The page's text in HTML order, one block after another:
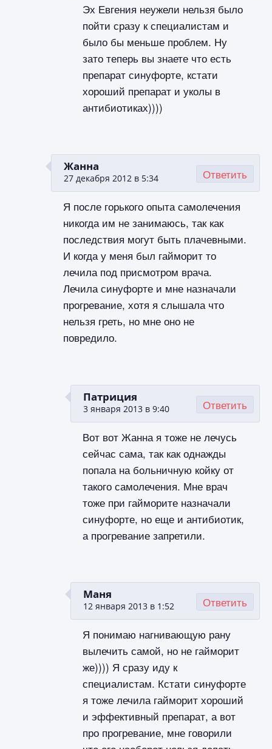
Эх Евгения неужели нельзя было
пойти сразу к специалистам и
было бы меньше проблем. Ну
зато теперь вы знаете что есть
препарат синуфорте, кстати
хороший препарат и уколы в
антибиотиках))))
Жанна
27 декабря 2012 в 5:34
Я после горького опыта самолечения
никогда им не занимаюсь, так как
последствия могут быть плачевными.
И когда у меня был гайморит то
лечила под присмотром врача.
Лечила синуфорте и мне назначали
прогревание, хотя я слышала что
нельзя греть, но мне оно не
повредило.
Ответить
Патриция
3 января 2013 в 9:40
Вот вот Жанна я тоже не лечусь
сейчас сама, так как однажды
попала на больничную койку от
такого самолечения. Мне врач
тоже при гайморите назначали
синуфорте, но еще и антибиотик,
а прогревание запретили.
Ответить
Маня
12 января 2013 в 1:52
Я понимаю нагнивающую рану
вылечить самой, но не гайморит
же)))) Я сразу иду к
специалистам. Кстати синуфорте
я тоже лечила гайморит хороший
и эффективный препарат, а вот
про прогревание, мне говорили
Ответить